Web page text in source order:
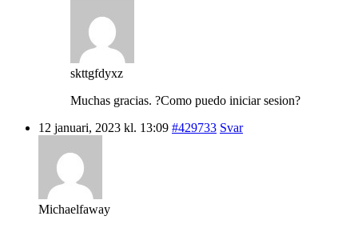
skttgfdyxz
Muchas gracias. ?Como puedo iniciar sesion?
12 januari, 2023 kl. 13:09 #429733 Svar
Michaelfaway